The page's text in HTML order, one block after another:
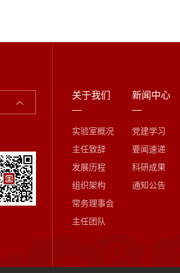
关于我们
实验室概况
主任致辞
发展历程
组织架构
常务理事会
主任团队
新闻中心
党建学习
要闻速递
科研成果
通知公告